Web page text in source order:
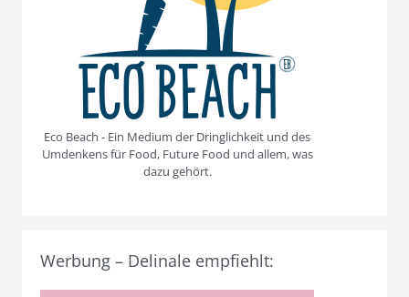
Eco Beach - Ein Medium der Dringlichkeit und des
Umdenkens für Food, Future Food und allem, was
dazu gehört.
Werbung – Delinale empfiehlt: